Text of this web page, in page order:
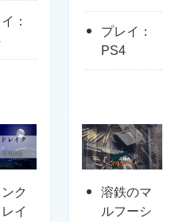
：
プレイ：
PS4
ク
イ
溶鉄のマ
ルフーシ